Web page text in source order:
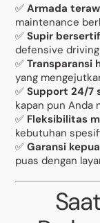
✅Armada
maintenance
✅Supir
defensive
✅Transparansi
yang
✅Support 24/7
kapan pun Anda
✅ Fleksibilitas
kebutuhan
✅Garansi
puas dengan